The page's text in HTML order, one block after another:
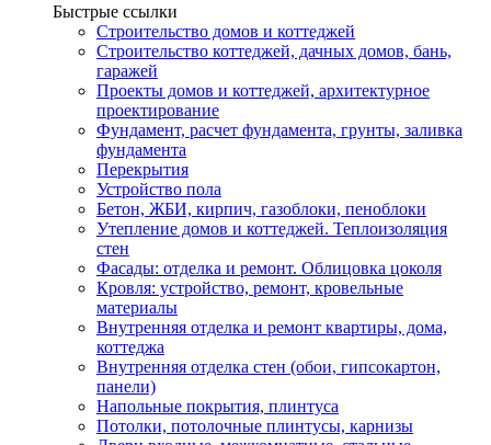
Быстрые ссылки
Строительство домов и коттеджей
Строительство коттеджей, дачных домов, бань,
гаражей
Проекты домов и коттеджей, архитектурное
проектирование
Фундамент, расчет фундамента, грунты, заливка
фундамента
Перекрытия
Устройство пола
Бетон, ЖБИ, кирпич, газоблоки, пеноблоки
Утепление домов и коттеджей. Теплоизоляция
стен
Фасады: отделка и ремонт. Облицовка цоколя
Кровля: устройство, ремонт, кровельные
материалы
Внутренняя отделка и ремонт квартиры, дома,
коттеджа
Внутренняя отделка стен (обои, гипсокартон,
панели)
Напольные покрытия, плинтуса
Потолки, потолочные плинтусы, карнизы